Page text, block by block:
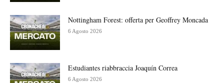
Nottingham Forest: offerta per Geoffrey Moncada
6 Agosto 2026
Estudiantes riabbraccia Joaquín Correa
6 Agosto 2026